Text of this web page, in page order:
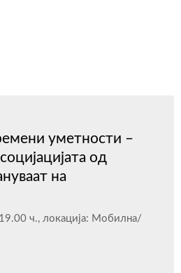
уметности –
од
на
ч., локација: Мобилна/